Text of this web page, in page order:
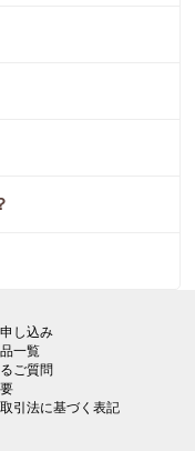
し込み
一覧
ご質問
取引法に基づく表記